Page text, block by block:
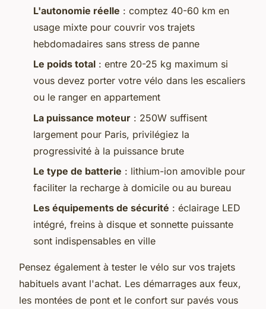
L'autonomie réelle : comptez 40-60 km en
usage mixte pour couvrir vos trajets
hebdomadaires sans stress de panne
Le poids total : entre 20-25 kg maximum si
vous devez porter votre vélo dans les escaliers
ou le ranger en appartement
La puissance moteur : 250W suffisent
largement pour Paris, privilégiez la
progressivité à la puissance brute
Le type de batterie : lithium-ion amovible pour
faciliter la recharge à domicile ou au bureau
Les équipements de sécurité : éclairage LED
intégré, freins à disque et sonnette puissante
sont indispensables en ville
Pensez également à tester le vélo sur vos trajets
habituels avant l'achat. Les démarrages aux feux,
les montées de pont et le confort sur pavés vous